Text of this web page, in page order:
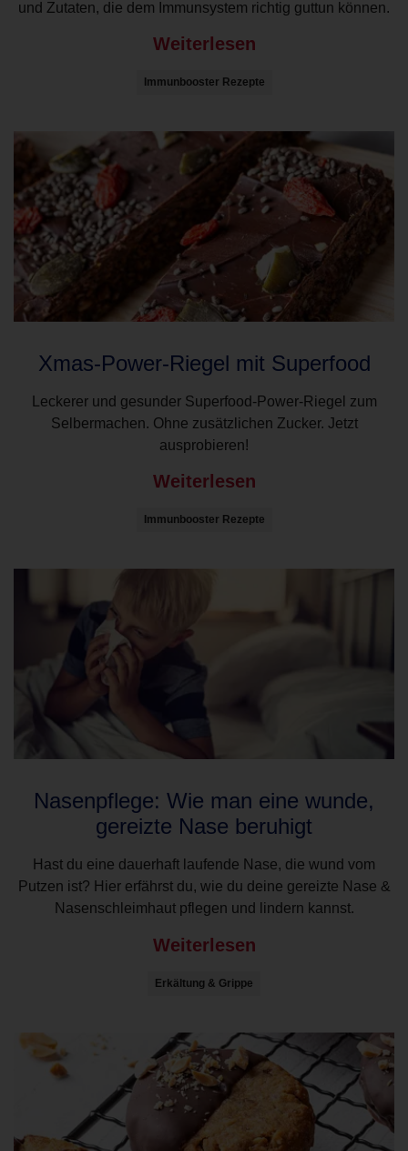
und Zutaten, die dem Immunsystem richtig guttun können.
Weiterlesen
Immunbooster Rezepte
Xmas-Power-Riegel mit Superfood
Leckerer und gesunder Superfood-Power-Riegel zum
Selbermachen. Ohne zusätzlichen Zucker. Jetzt
ausprobieren!
Weiterlesen
Immunbooster Rezepte
Nasenpflege: Wie man eine wunde,
gereizte Nase beruhigt
Hast du eine dauerhaft laufende Nase, die wund vom
Putzen ist? Hier erfährst du, wie du deine gereizte Nase &
Nasenschleimhaut pflegen und lindern kannst.
Weiterlesen
Erkältung & Grippe